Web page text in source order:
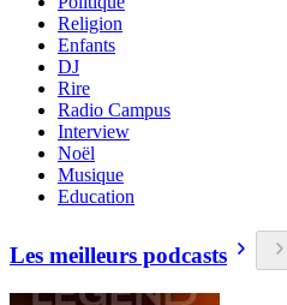
Religion
Enfants
DJ
Rire
Radio Campus
Interview
Noël
Musique
Education
Les meilleurs podcasts